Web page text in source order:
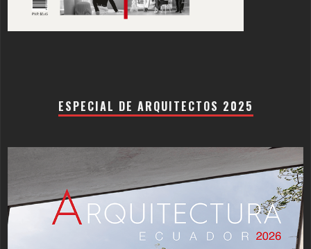
ESPECIAL DE ARQUITECTOS 2025